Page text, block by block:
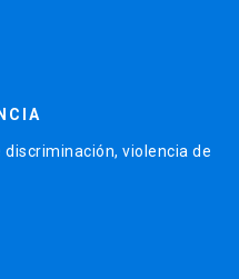
violencia de